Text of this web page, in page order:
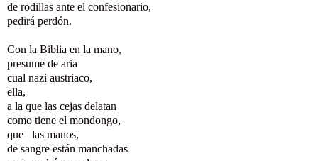
de rodillas ante el confesionario,
pedirá perdón.
Con la Biblia en la mano,
presume de aria
cual nazi austriaco,
ella,
a la que las cejas delatan
como tiene el mondongo,
que las manos,
de sangre están manchadas